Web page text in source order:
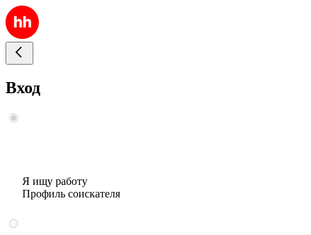
Вход
Я ищу работу
Профиль соискателя